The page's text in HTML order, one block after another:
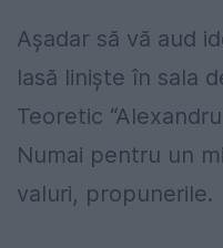
Aşadar să vă aud
lasă linişte în sala
Teoretic
Numai pentru un
valuri, propunerile.